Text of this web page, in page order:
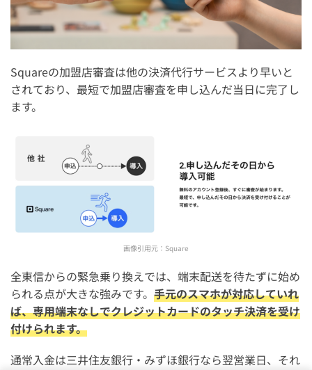
Squareの加盟店審査は他の決済代行サービスより早いと
されており、最短で加盟店審査を申し込んだ当日に完了し
ます。
画像引用元： Square
全東信からの緊急乗り換えでは、端末配送を待たずに始め
られる点が大きな強みです。 手元のスマホが対応していれ
ば、専用端末なしでクレジットカードのタッチ決済を受け
付けられます。
通常入金は三井住友銀行・みずほ銀行なら翌営業日、それ